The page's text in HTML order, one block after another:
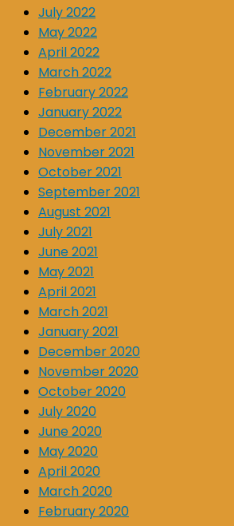
July 2022
May 2022
April 2022
March 2022
February 2022
January 2022
December 2021
November 2021
October 2021
September 2021
August 2021
July 2021
June 2021
May 2021
April 2021
March 2021
January 2021
December 2020
November 2020
October 2020
July 2020
June 2020
May 2020
April 2020
March 2020
February 2020